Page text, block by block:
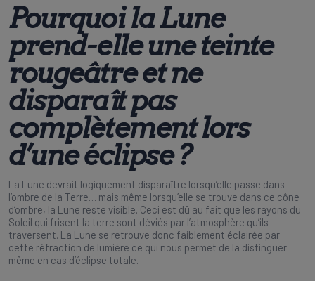
Pourquoi la Lune
prend-elle une teinte
rougeâtre et ne
disparaît pas
complètement lors
d’une éclipse ?
La Lune devrait logiquement disparaître lorsqu’elle passe dans
l’ombre de la Terre… mais même lorsqu’elle se trouve dans ce cône
d’ombre, la Lune reste visible. Ceci est dû au fait que les rayons du
Soleil qui frisent la terre sont déviés par l’atmosphère qu’ils
traversent. La Lune se retrouve donc faiblement éclairée par
cette réfraction de lumière ce qui nous permet de la distinguer
même en cas d’éclipse totale.